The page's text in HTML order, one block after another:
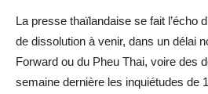
La presse thaïlandaise se fait l’écho
de dissolution à venir, dans un délai
Forward ou du Pheu Thai, voire des
semaine dernière les inquiétudes de